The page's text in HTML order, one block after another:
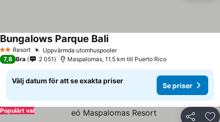
2 Stjärnor
Resort Uppvärmda utomhuspooler
Bungalows Parque Bali
7,8 Bra 2 051 Maspalomas, 11.5 km till Puerto Rico
Välj datum för att se exakta priser
Se priser
Populärt val